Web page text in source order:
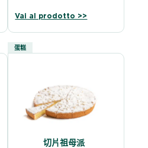
Vai al prodotto >>
蛋糕
切片祖母派